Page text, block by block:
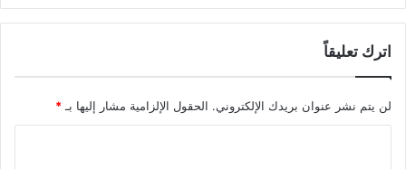
اترك تعليقاً
لن يتم نشر عنوان بريدك الإلكتروني. الحقول الإلزامية مشار إليها بـ *